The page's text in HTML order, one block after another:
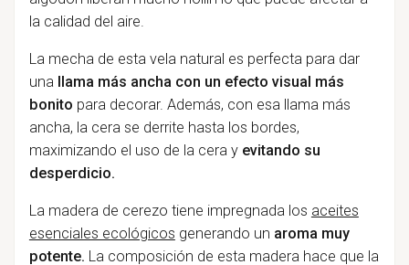
la calidad del aire.
La mecha de esta vela natural es perfecta para dar
una llama más ancha con un efecto visual más
bonito para decorar. Además, con esa llama más
ancha, la cera se derrite hasta los bordes,
maximizando el uso de la cera yevitando su
desperdicio.
La madera de cerezo tiene impregnada los aceites
esenciales ecológicos generando un aroma muy
potente. La composición de esta madera hace que la